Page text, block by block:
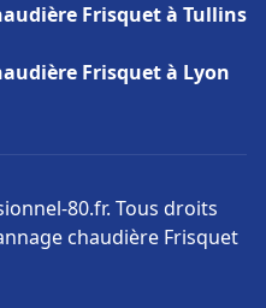
Frisquet à Tullins
Frisquet à Lyon
80.fr. Tous droits
chaudière Frisquet